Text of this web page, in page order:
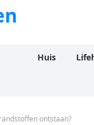
Huis
ontstaan?